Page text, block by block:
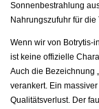
Sonnenbestrahlung
Nahrungszufuhr für
Wenn wir von Botrytis-
ist keine offizielle
Auch die Bezeichnung
verankert. Ein
Qualitätsverlust. Der